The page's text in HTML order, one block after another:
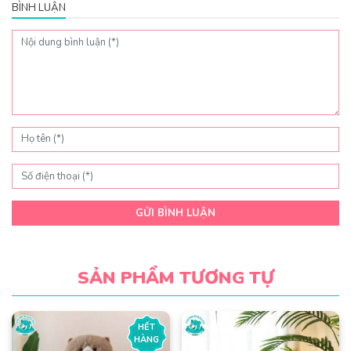
BÌNH LUẬN
GỬI BÌNH LUẬN
SẢN PHẨM TƯƠNG TỰ
HẾT
HÀNG